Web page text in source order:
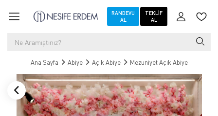
RANDEVU
AL
TEKLIF
AL
Ana Sayfa Abiye Açık Abiye Mezuniyet Açık Abiye